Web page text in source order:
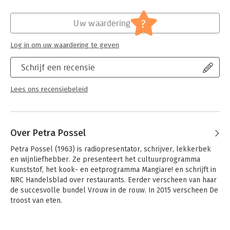
Mens en maatschappij
Schrijf een recensie
Lees ons recensiebeleid
Uw waardering ?
Log in om uw waardering te geven
Over Petra Possel
Petra Possel (1963) is radiopresentator, schrijver, lekkerbek
en wijnliefhebber. Ze presenteert het cultuurprogramma
Kunststof, het kook- en eetprogramma Mangiare! en schrijft in
NRC Handelsblad over restaurants. Eerder verscheen van haar
de succesvolle bundel Vrouw in de rouw. In 2015 verscheen De
troost van eten.